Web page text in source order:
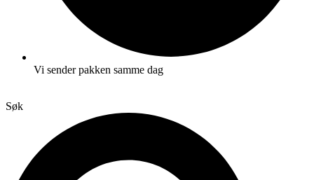
Vi sender pakken samme dag
Søk